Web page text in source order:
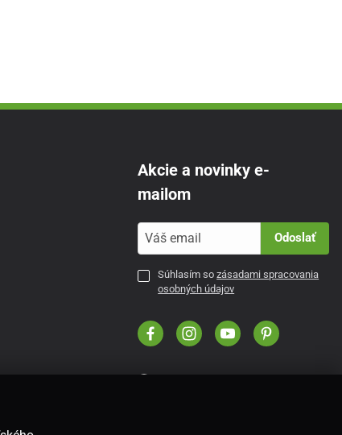
Akcie a novinky e-
mailom
Odoslať
Súhlasím sozásadami spracovania
osobných údajov